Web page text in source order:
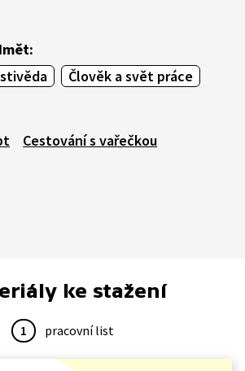
Člověk a svět práce
Cestování s vařečkou
ke stažení
1 pracovní list